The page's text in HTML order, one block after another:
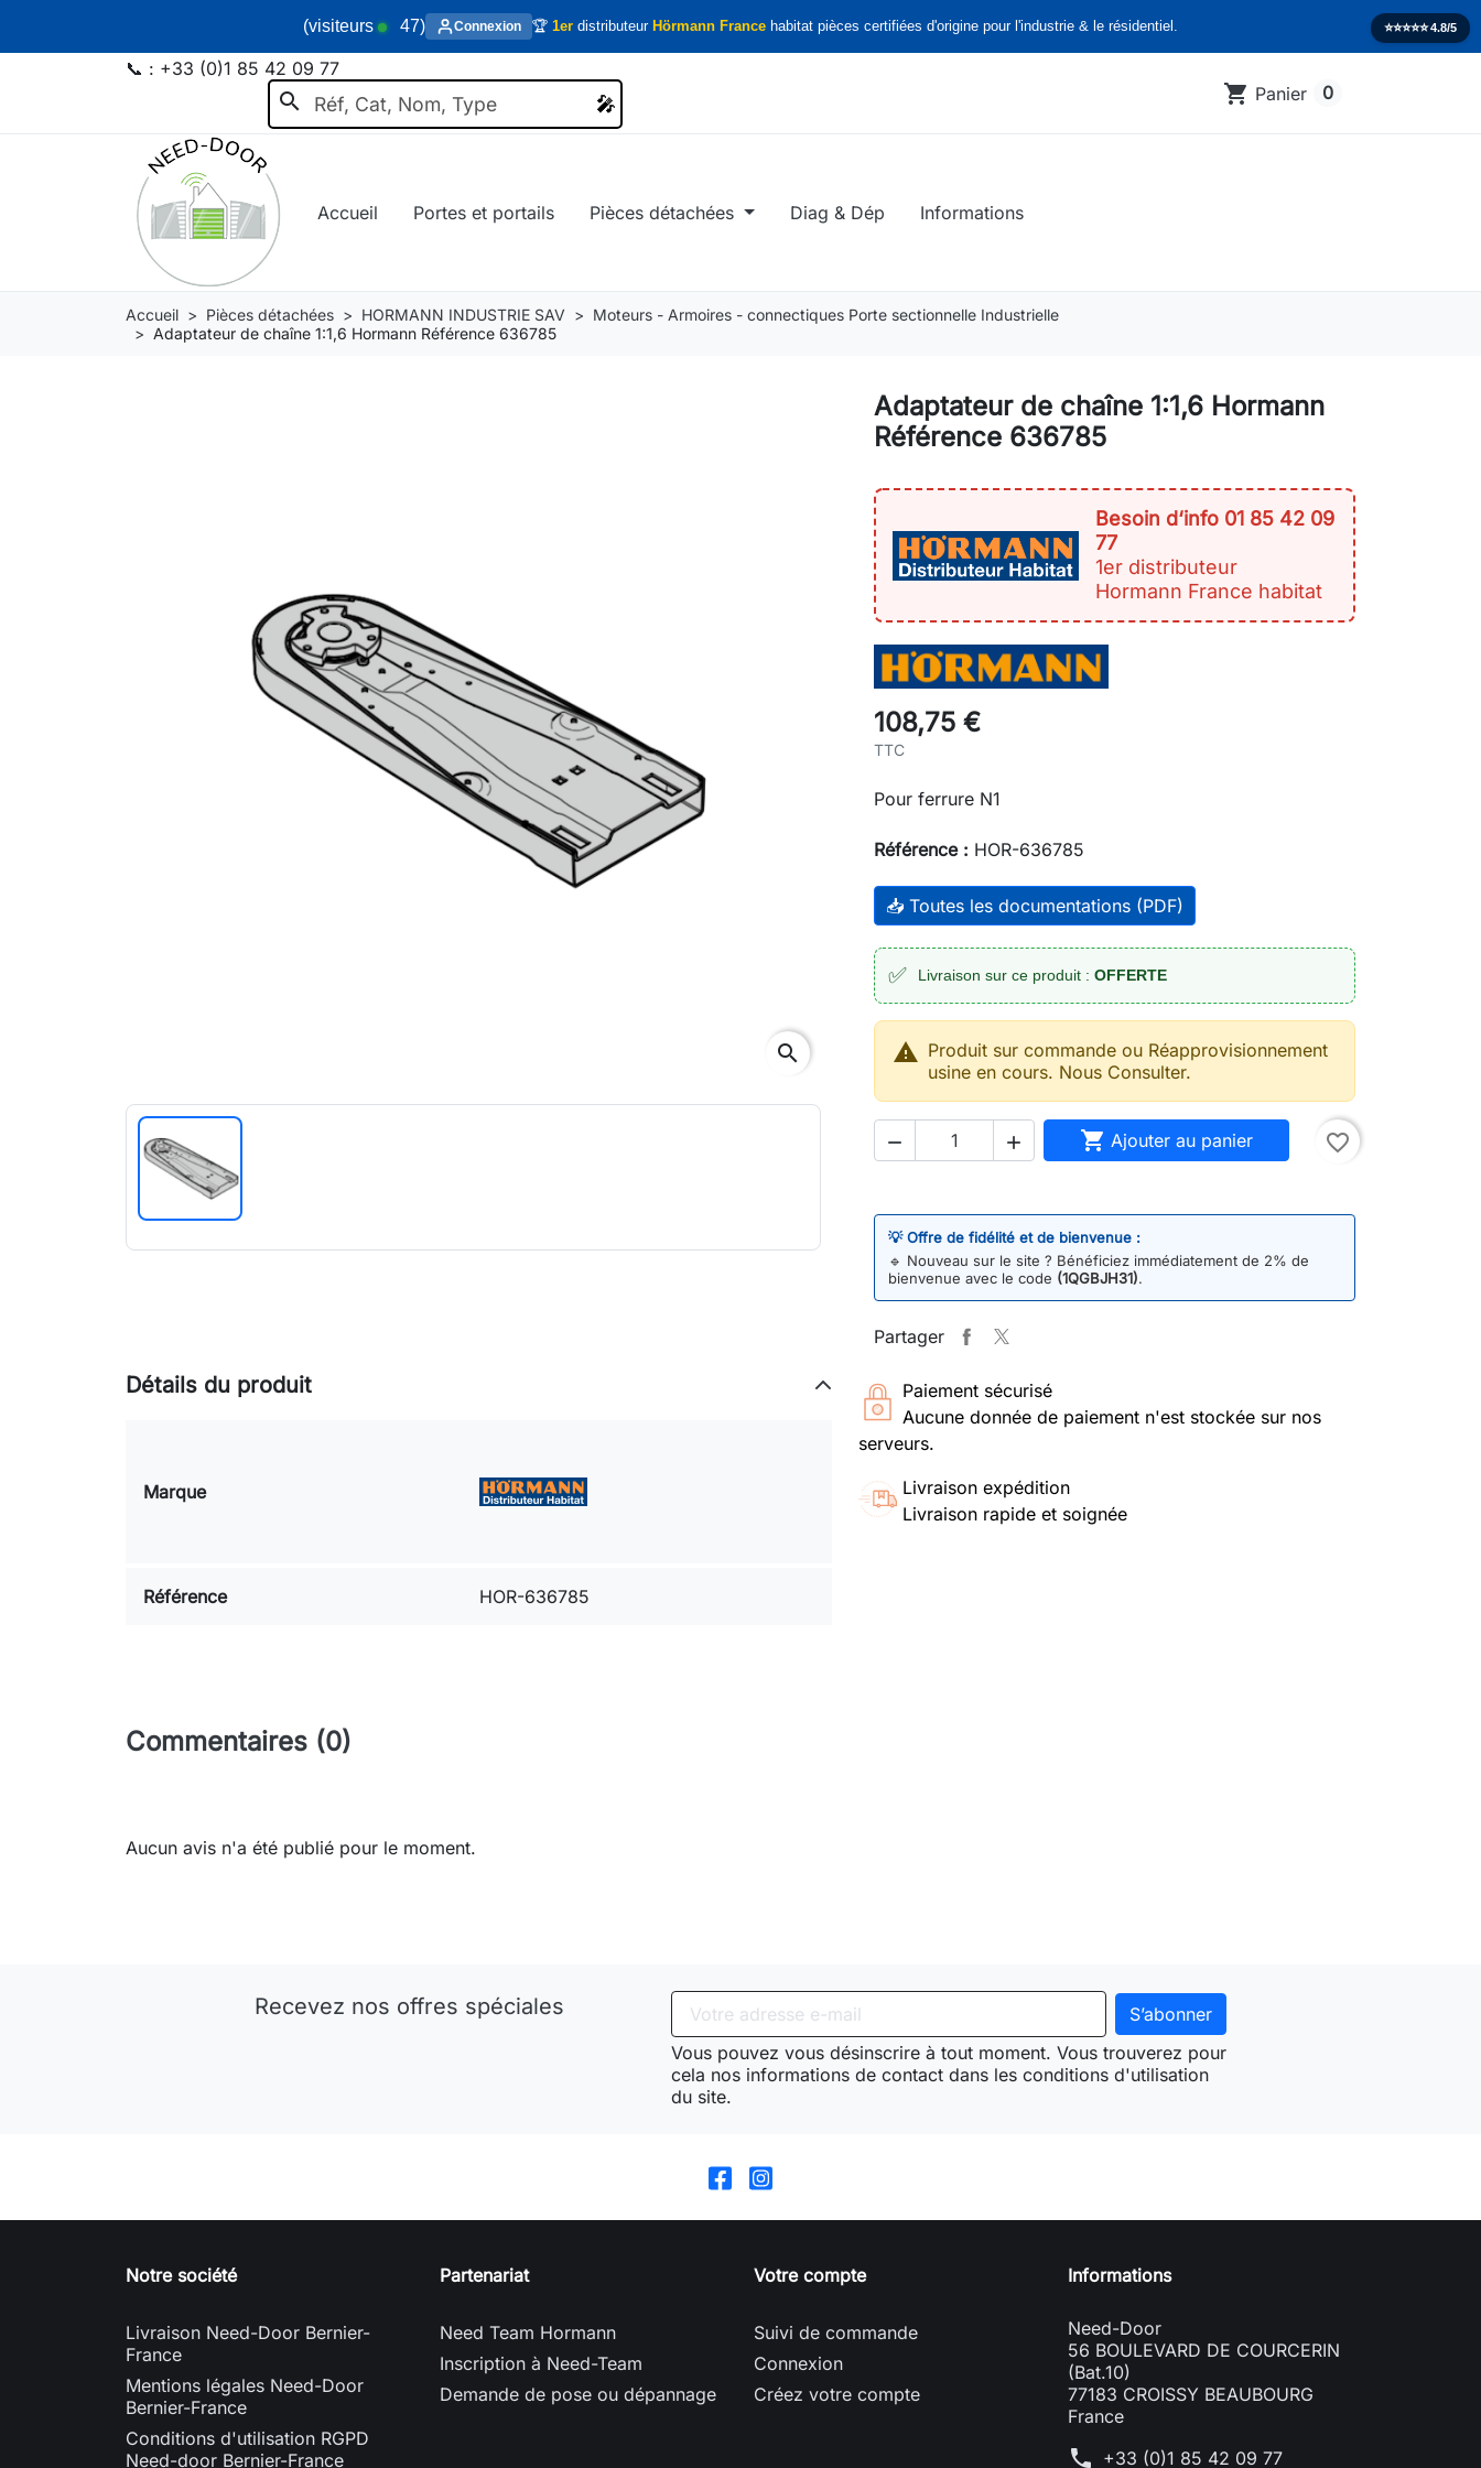
(visiteurs 47) Connexion 🏆 1er distributeur Hörmann France habitat pièces certifiées d'origine pour l'industrie & le résidentiel. ⭐️⭐️⭐️⭐️⭐️4.8/5
search 🎤
🎤
📞 : +33 (0)1 85 42 09 77
shopping_cart Panier 0
Accueil Portes et portails Pièces détachées Diag & Dép Informations
Accueil Pièces détachées HORMANN INDUSTRIE SAV
Moteurs - Armoires - connectiques Porte sectionnelle Industrielle
Adaptateur de chaîne 1:1,6 Hormann Référence 636785
search
Adaptateur de chaîne 1:1,6 Hormann
Référence 636785
Besoin d‘info 01 85 42 09
77
1er distributeur
Hormann France habitat
108,75 €
TTC
Pour ferrure N1
Référence : HOR-636785
📥 Toutes les documentations (PDF)
✅ Livraison sur ce produit : OFFERTE
 Produit sur commande ou Réapprovisionnement
usine en cours. Nous Consulter.
   Ajouter au panier favorite_border
💡 Offre de fidélité et de bienvenue :
🔹 Nouveau sur le site ? Bénéficiez immédiatement de 2% de
bienvenue avec le code (1QGBJH31).
Partager
Paiement sécurisé
Aucune donnée de paiement n'est stockée sur nos
serveurs.
Livraison expédition
Livraison rapide et soignée
Détails du produit
Marque
Référence HOR-636785
Commentaires (0)
Aucun avis n'a été publié pour le moment.
Recevez nos offres spéciales
Vous pouvez vous désinscrire à tout moment. Vous trouverez pour
cela nos informations de contact dans les conditions d'utilisation
du site.
Notre société
Livraison Need-Door Bernier-
France
Mentions légales Need-Door
Bernier-France
Conditions d'utilisation RGPD
Need-door Bernier-France
Partenariat
Need Team Hormann
Inscription à Need-Team
Demande de pose ou dépannage
Votre compte
Suivi de commande
Connexion
Créez votre compte
Informations
Need-Door
56 BOULEVARD DE COURCERIN
(Bat.10)
77183 CROISSY BEAUBOURG
France
phone +33 (0)1 85 42 09 77